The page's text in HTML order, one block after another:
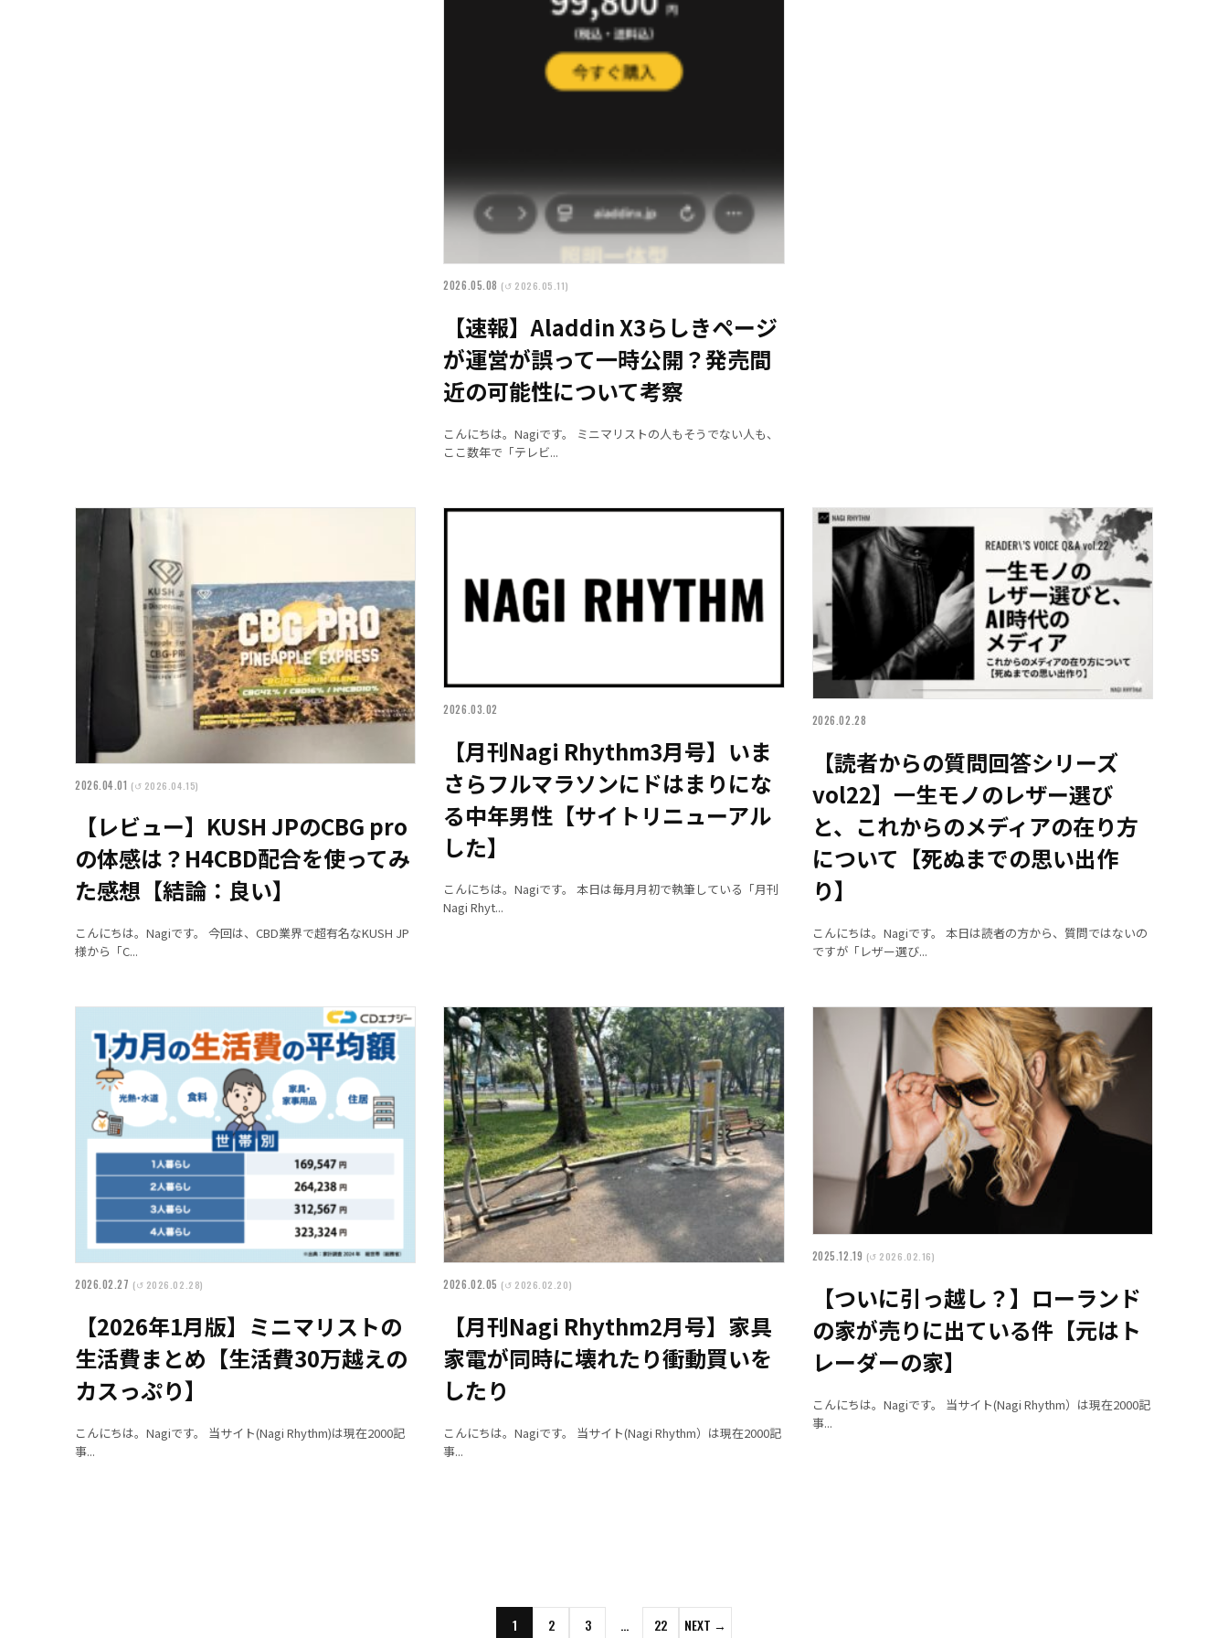
2026.05.08 (↺ 2026.05.11)
【速報】Aladdin X3らしきページ
が運営が誤って一時公開？発売間
近の可能性について考察
こんにちは。Nagiです。 ミニマリストの人もそうでない人も、
ここ数年で「テレビ...
2026.04.01 (↺ 2026.04.15)
【レビュー】KUSH JPのCBG pro
の体感は？H4CBD配合を使ってみ
た感想【結論：良い】
こんにちは。Nagiです。 今回は、CBD業界で超有名なKUSH JP
様から「C...
2026.03.02
【月刊Nagi Rhythm3月号】いま
さらフルマラソンにドはまりにな
る中年男性【サイトリニューアル
した】
こんにちは。Nagiです。 本日は毎月月初で執筆している「月刊
Nagi Rhyt...
2026.02.28
【読者からの質問回答シリーズ
vol22】一生モノのレザー選び
と、これからのメディアの在り方
について【死ぬまでの思い出作
り】
こんにちは。Nagiです。 本日は読者の方から、質問ではないの
ですが「レザー選び...
2026.02.27 (↺ 2026.02.28)
【2026年1月版】ミニマリストの
生活費まとめ【生活費30万越えの
カスっぷり】
こんにちは。Nagiです。 当サイト(Nagi Rhythm)は現在2000記
事...
2026.02.05 (↺ 2026.02.20)
【月刊Nagi Rhythm2月号】家具
家電が同時に壊れたり衝動買いを
したり
こんにちは。Nagiです。 当サイト(Nagi Rhythm）は現在2000記
事...
2025.12.19 (↺ 2026.02.16)
【ついに引っ越し？】ローランド
の家が売りに出ている件【元はト
レーダーの家】
こんにちは。Nagiです。 当サイト(Nagi Rhythm）は現在2000記
事...
1 2 3 … 22 NEXT →